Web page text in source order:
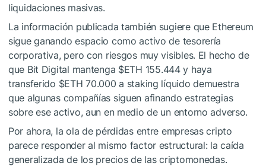
liquidaciones masivas.
La información publicada también sugiere que Ethereum
sigue ganando espacio como activo de tesorería
corporativa, pero con riesgos muy visibles. El hecho de
que Bit Digital mantenga $ETH 155.444 y haya
transferido $ETH 70.000 a staking líquido demuestra
que algunas compañías siguen afinando estrategias
sobre ese activo, aun en medio de un entorno adverso.
Por ahora, la ola de pérdidas entre empresas cripto
parece responder al mismo factor estructural: la caída
generalizada de los precios de las criptomonedas.